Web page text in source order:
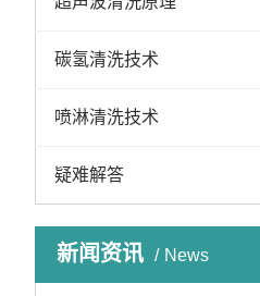
碳氢清洗技术
喷淋清洗技术
疑难解答
新闻资讯 News